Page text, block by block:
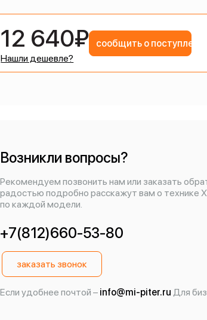
12 640₽
Нашли дешевле?
сообщить о поступлении
Возникли вопросы?
Рекомендуем позвонить нам или заказать
радостью подробно расскажут вам о технике
по каждой модели.
+7(812)660-53-80
заказать звонок
Если удобнее почтой – info@mi-piter.ru Для